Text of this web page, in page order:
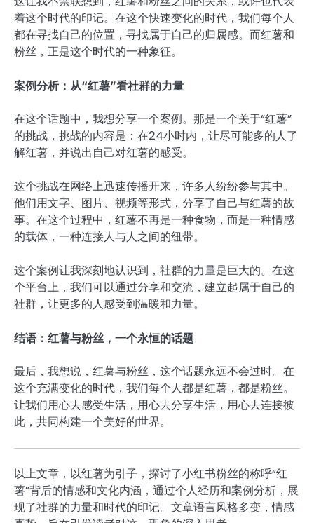
着这个时代的印记。在这个快速变化的时代，我们每个人
都在寻找自己的位置，寻找属于自己的归属感。而红薯和
粉丝，正是这个时代的一种象征。
案例分析：从“红薯”看社群的力量
在这个话题中，我想分享一个案例。那是一个关于“红薯”
的挑战，挑战的内容是：在24小时内，让尽可能多的人了
解红薯，并说出自己对红薯的感受。
这个挑战在网络上迅速传播开来，许多人纷纷参与其中。
他们用文字、图片、视频等形式，分享了自己与红薯的故
事。在这个过程中，红薯不再是一种食物，而是一种情感
的载体，一种连接人与人之间的纽带。
这个案例让我深刻地认识到，社群的力量是巨大的。在这
个平台上，我们可以通过分享和交流，建立起属于自己的
社群，让更多的人感受到温暖和力量。
结语：红薯与粉丝，一个永恒的话题
最后，我想说，红薯与粉丝，这个话题永远不会过时。在
这个充满变化的时代，我们每个人都是红薯，都是粉丝。
让我们用心去感受生活，用心去分享生活，用心去连接彼
此，共同构建一个美好的世界。
以上文章，以红薯为引子，探讨了小红书粉丝的称呼“红
薯”背后的情感和文化内涵，通过个人经历和案例分析，展
现了社群的力量和时代的印记。文章语言风格多变，情感